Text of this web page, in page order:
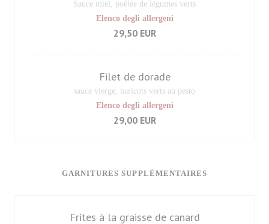
Sauce miel, poêlée de légumes verts
Elenco degli allergeni
29,50 EUR
Filet de dorade
sauce vierge, haricots verts au pesto
Elenco degli allergeni
29,00 EUR
GARNITURES SUPPLÉMENTAIRES
Frites à la graisse de canard